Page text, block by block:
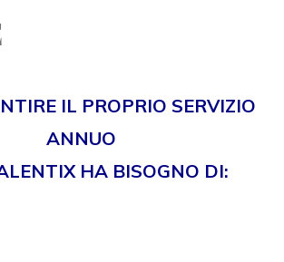
IL PROPRIO SERVIZIO
ANNUO
HA BISOGNO DI: